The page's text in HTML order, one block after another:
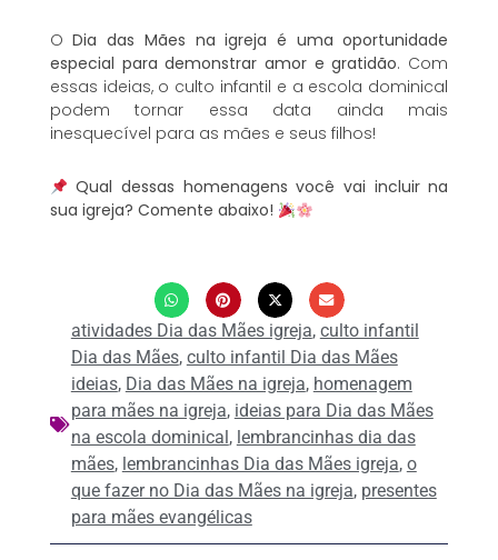
ODia das Mães na igreja é uma oportunidade
especial para demonstrar amor e gratidão. Com
essas ideias, o culto infantil e a escola dominical
podem tornar essa data ainda mais
inesquecível para as mães e seus filhos!
Qual dessas homenagens você vai incluir na
sua igreja? Comente abaixo!
atividades Dia das Mães igreja, culto infantil
Dia das Mães, culto infantil Dia das Mães
ideias, Dia das Mães na igreja, homenagem
para mães na igreja, ideias para Dia das Mães
na escola dominical, lembrancinhas dia das
mães, lembrancinhas Dia das Mães igreja, o
que fazer no Dia das Mães na igreja, presentes
para mães evangélicas